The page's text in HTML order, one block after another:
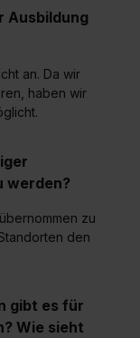
Ausbildung
an. Da wir
haben wir
werden?
zu
den
gibt es für
Wie sieht